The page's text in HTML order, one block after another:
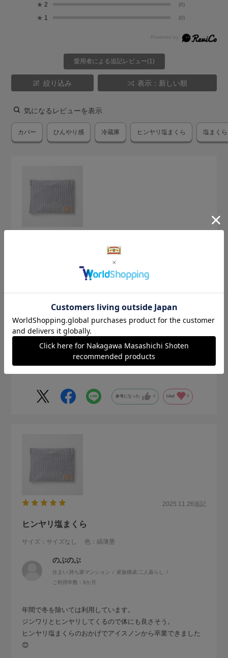
★ 2 (0)
★ 1 (0)
愛用者による追記レビュー(1)
絞り込み 表示：新しい順
気になるレビューを表示
カバー ひんやり感 冷蔵庫 ヒンヤリ塩まくら 塩まくら
色：縞薄墨
きくいちご
ひんやり塩まくら始めて使用しました。
ほんのり冷える感じで思っていたよりは冷え方が穏やかです
が、程よくよかったです。
参考になった 0 Like! 0
2025.11.26追記
ヒンヤリ塩まくら
サイズ：サイズなし 色：縞薄墨
のぶのぶ
住まい:持ち家マンション 家族構成: 二人暮らし
ご利用年数：6か月
年間で冬を除いては利用しています。
ジンワリとヒンヤリしてくるので体にも良さそう。
ヒンヤリ塩まくらのおかげでアイスノンから卒業できました
😊